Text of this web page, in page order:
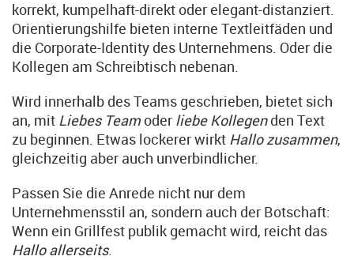
korrekt, kumpelhaft-direkt oder elegant-distanziert.
Orientierungshilfe bieten interne Textleitfäden und
die Corporate-Identity des Unternehmens. Oder die
Kollegen am Schreibtisch nebenan.
Wird innerhalb des Teams geschrieben, bietet sich
an, mit Liebes Teamoder liebe Kollegenden Text
zu beginnen. Etwas lockerer wirkt Hallo zusammen,
gleichzeitig aber auch unverbindlicher.
Passen Sie die Anrede nicht nur dem
Unternehmensstil an, sondern auch der Botschaft:
Wenn ein Grillfest publik gemacht wird, reicht das
Hallo allerseits.